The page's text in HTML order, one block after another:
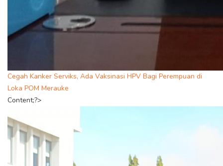
Cegah Kanker Serviks, Ada Vaksinasi HPV Bagi Perempuan di
Loka POM Merauke
Content;?>